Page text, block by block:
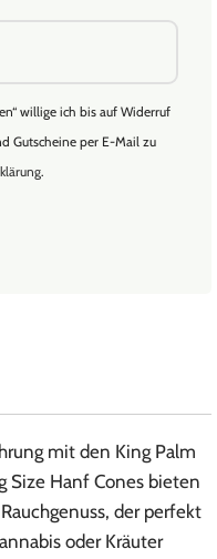
willige ich bis auf Widerruf
Gutscheine per E-Mail zu
.
mit den King Palm
Size Hanf Cones bieten
der perfekt
oder Kräuter